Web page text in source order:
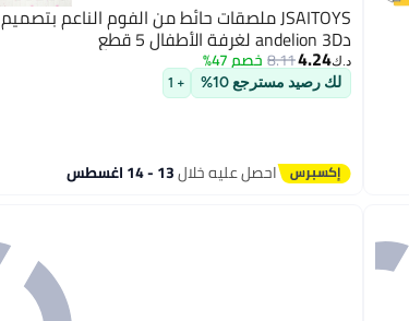
JSAITOYS ملصقات حائط من الفوم الناعم بتصميم
دandelion 3D لغرفة الأطفال 5 قطع
د.ك‏4.24
8.11خصم 47%
لك رصيد مسترجع 10% + 1
احصل عليه خلال13 - 14 اغسطس